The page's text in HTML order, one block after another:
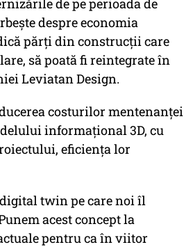
de pe perioada de
despre economia
părți din construcții care
să poată fi reintegrate în
Leviatan Design.
costurilor mentenanței
informațional 3D, cu
eficiența lor
digital twin pe care noi îl
acest concept la
pentru ca în viitor